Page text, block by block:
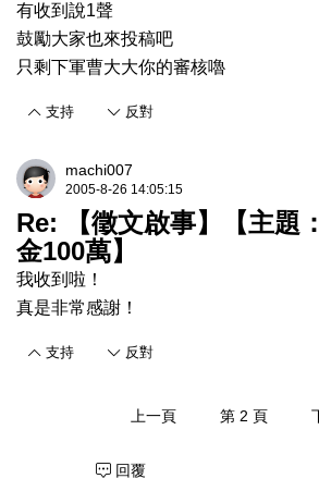
有收到說1聲
鼓勵大家也來投稿吧
只剩下軍曹大大你的審核嚕
支持 反對
machi007
2005-8-26 14:05:15
Re: 【徵文啟事】【主題
金100萬】
我收到啦！
真是非常感謝！
支持 反對
上一頁 第 2 頁
回覆